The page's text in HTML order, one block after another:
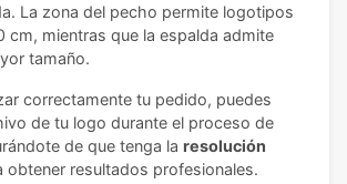
La zona del pecho permite logotipos
cm, mientras que la espalda admite
tamaño.
correctamente tu pedido, puedes
de tu logo durante el proceso de
de que tenga la resolución
obtener resultados profesionales.